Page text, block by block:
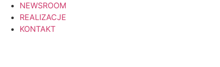
NEWSROOM
REALIZACJE
KONTAKT